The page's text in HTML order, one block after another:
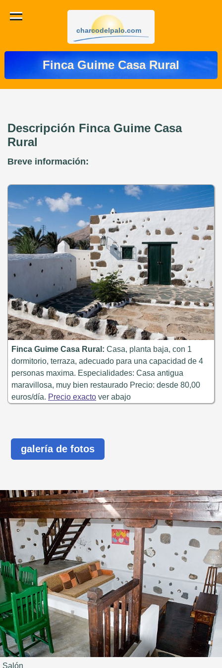
charcodelpalo.com
Finca Guime Casa Rural
Descripción Finca Guime Casa
Rural
Breve información:
Finca Guime Casa Rural: Casa, planta baja, con 1
dormitorio, terraza, adecuado para una capacidad de 4
personas maxima. Especialidades: Casa antigua
maravillosa, muy bien restaurado Precio: desde 80,00
euros/día. Precio exacto ver abajo
galería de fotos
Salón